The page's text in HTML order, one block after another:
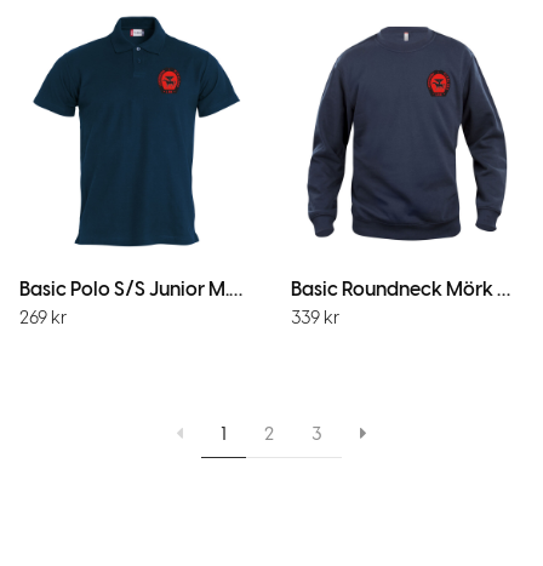
Basic Polo S/S Junior M.Marin
269 kr
Basic Roundneck Mörk Marin
339 kr
1 2 3